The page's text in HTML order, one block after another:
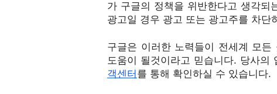
가 구글의 정책을 위반한다고 생각되
광고일 경우 광고 또는 광고주를 차단
구글은 이러한 노력들이 전세계 모
도움이 될것이라고 믿습니다. 당사의
객센터 를 통해 확인하실 수 있습니다.